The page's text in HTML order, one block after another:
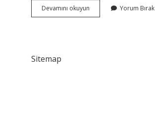
Devamını okuyun
Ne
Yorum Bırak
Sitemap